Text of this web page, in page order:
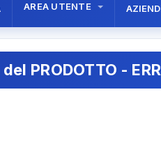
AREA UTENTE
PRODOTTO -